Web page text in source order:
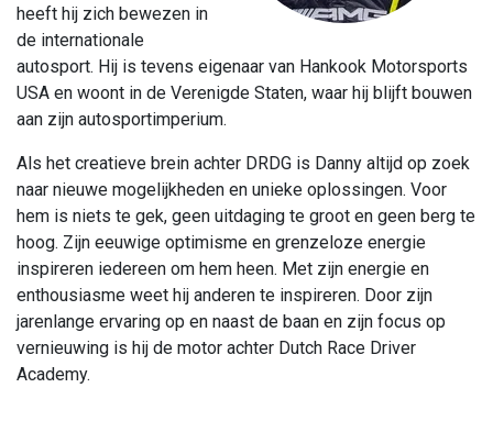
heeft hij zich bewezen in
de internationale
autosport. Hij is tevens eigenaar van Hankook Motorsports
USA en woont in de Verenigde Staten, waar hij blijft bouwen
aan zijn autosportimperium.
Als het creatieve brein achter DRDG is Danny altijd op zoek
naar nieuwe mogelijkheden en unieke oplossingen. Voor
hem is niets te gek, geen uitdaging te groot en geen berg te
hoog. Zijn eeuwige optimisme en grenzeloze energie
inspireren iedereen om hem heen. Met zijn energie en
enthousiasme weet hij anderen te inspireren. Door zijn
jarenlange ervaring op en naast de baan en zijn focus op
vernieuwing is hij de motor achter Dutch Race Driver
Academy.